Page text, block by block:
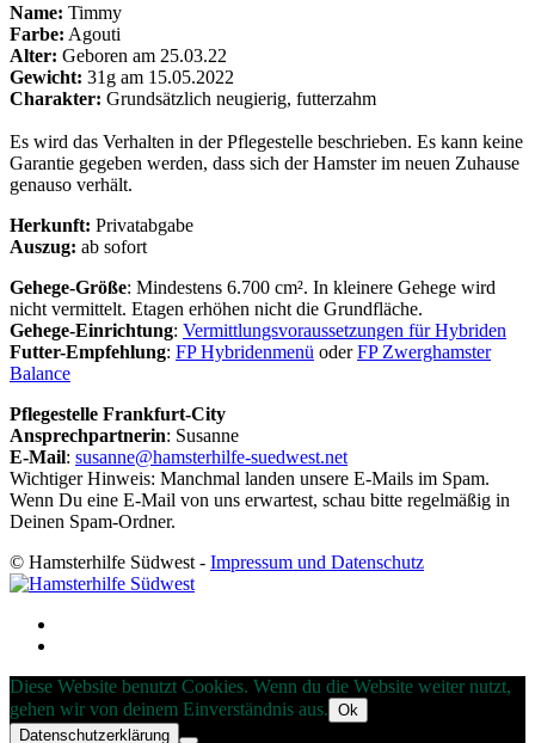
Name: Timmy
Farbe: Agouti
Alter: Geboren am 25.03.22
Gewicht: 31g am 15.05.2022
Charakter: Grundsätzlich neugierig, futterzahm
Es wird das Verhalten in der Pflegestelle beschrieben. Es kann keine
Garantie gegeben werden, dass sich der Hamster im neuen Zuhause
genauso verhält.
Herkunft: Privatabgabe
Auszug: ab sofort
Gehege-Größe: Mindestens 6.700 cm². In kleinere Gehege wird
nicht vermittelt. Etagen erhöhen nicht die Grundfläche.
Gehege-Einrichtung: Vermittlungsvoraussetzungen für Hybriden
Futter-Empfehlung: FP Hybridenmenü oderFP Zwerghamster
Balance
Pflegestelle Frankfurt-City
Ansprechpartnerin: Susanne
E-Mail: susanne@hamsterhilfe-suedwest.net
Wichtiger Hinweis: Manchmal landen unsere E-Mails im Spam.
Wenn Du eine E-Mail von uns erwartest, schau bitte regelmäßig in
Deinen Spam-Ordner.
© Hamsterhilfe Südwest - Impressum und Datenschutz
Diese Website benutzt Cookies. Wenn du die Website weiter nutzt,
gehen wir von deinem Einverständnis aus. Ok
Datenschutzerklärung